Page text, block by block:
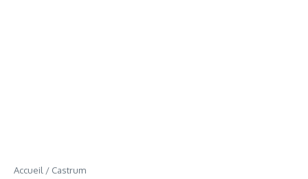
Accueil / Castrum